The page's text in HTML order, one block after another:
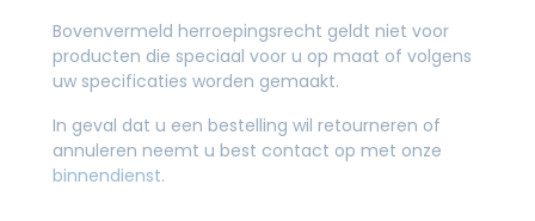
Bovenvermeld herroepingsrecht geldt niet voor
producten die speciaal voor u op maat of volgens
uw specificaties worden gemaakt.
In geval dat u een bestelling wil retourneren of
annuleren neemt u best contact op met onze
binnendienst.